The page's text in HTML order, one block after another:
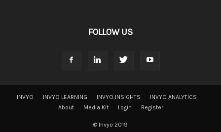
FOLLOW US
INVYO INVYO LEARNING INVYO INSIGHTS
INVYO ANALYTICS
About
Media Kit Login Register
© Invyo 2019